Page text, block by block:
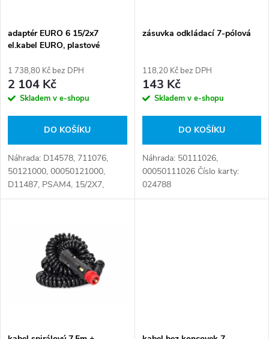
p
r
o
u
k
s
p
r
o
d
u
k
adaptér EURO 6 15/2x7
el.kabel EURO, plastové
1 738,80 Kč bez DPH
2 104 Kč
Skladem v e-shopu
DO KOŠÍKU
Náhrada: D14578, 711076,
50121000, 00050121000,
D11487, PSAM4, 15/2X7,
D16147 Číslo karty: 081764
zásuvka odkládací 7-pólová
118,20 Kč bez DPH
143 Kč
Skladem v e-shopu
DO KOŠÍKU
Náhrada: 50111026,
00050111026 Číslo karty:
024788